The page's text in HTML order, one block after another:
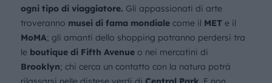
ogni tipo di viaggiatore. Gli appassionati di arte
troveranno musei di fama mondialecome il METe il
MoMA; gli amanti dello shopping potranno perdersi tra
le boutique di Fifth Avenueo nei mercatini di
Brooklyn; chi cerca un contatto con la natura potrà